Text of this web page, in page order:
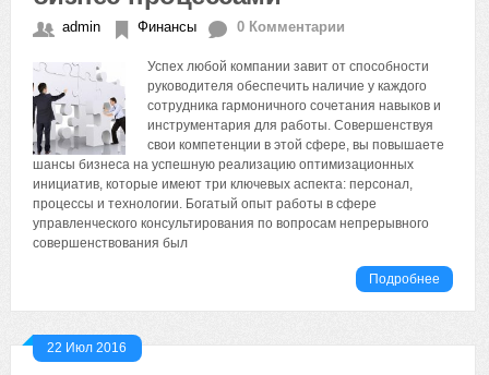
admin Финансы 0 Комментарии
Успех любой компании завит от способности
руководителя обеспечить наличие у каждого
сотрудника гармоничного сочетания навыков и
инструментария для работы. Совершенствуя
свои компетенции в этой сфере, вы повышаете
шансы бизнеса на успешную реализацию оптимизационных
инициатив, которые имеют три ключевых аспекта: персонал,
процессы и технологии. Богатый опыт работы в сфере
управленческого консультирования по вопросам непрерывного
совершенствования был
Подробнее
22 Июл 2016